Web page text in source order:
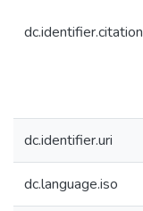
dc.identifier.citation
dc.identifier.uri
dc.language.iso